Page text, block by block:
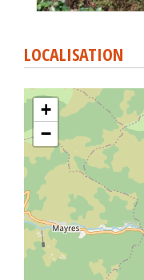
LOCALISATION
+
−